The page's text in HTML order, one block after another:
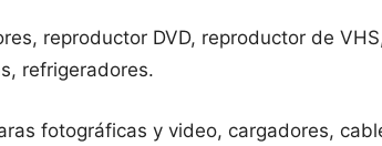
reproductor DVD, reproductor de
refrigeradores.
fotográficas y video, cargadores,